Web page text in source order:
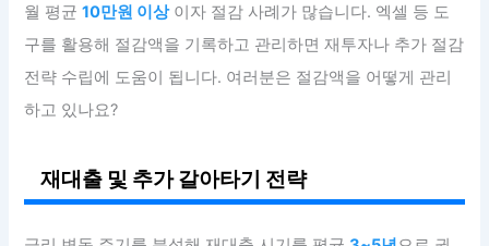
월 평균10만원 이상이자 절감 사례가 많습니다. 엑셀 등 도
구를 활용해 절감액을 기록하고 관리하면 재투자나 추가 절감
전략 수립에 도움이 됩니다. 여러분은 절감액을 어떻게 관리
하고 있나요?
재대출 및 추가 갈아타기 전략